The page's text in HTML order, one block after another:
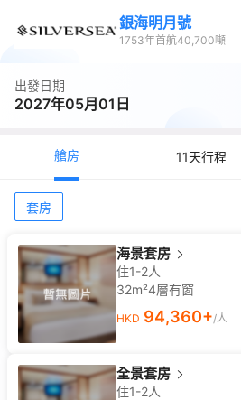
銀海明月號
1753年首航40,700噸
出發日期
2027年05月01日
艙房 11天行程
套房
海景套房
住1-2人
32m²4層有窗
HKD 94,360+/人
全景套房
住1-2人